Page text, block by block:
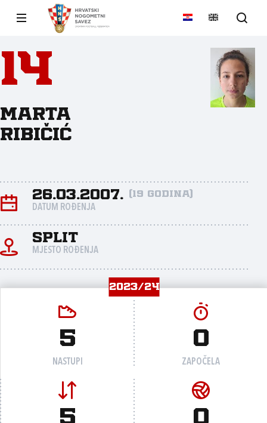
14
Marta
Ribičić
26.03.2007. (19 godina)
DATUM ROĐENJA
Split
MJESTO ROĐENJA
2023/24
5
NASTUPI
0
ZAPOČELA
5 0